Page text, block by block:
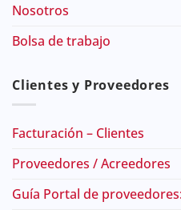
Nosotros
Bolsa de trabajo
Clientes y Proveedores
Facturación – Clientes
Proveedores / Acreedores
Guía Portal de